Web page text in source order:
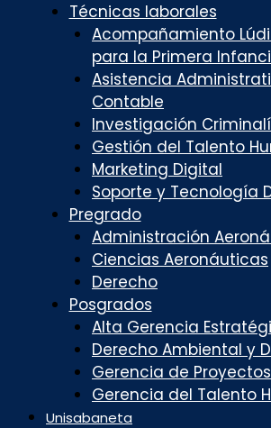
Técnicas laborales
Acompañamiento
para la Primera
Asistencia
Contable
Investigación
Gestión del Talento
Marketing Digital
Soporte y Tecnología
Pregrado
Administración
Ciencias Aeronáuticas
Derecho
Posgrados
Alta Gerencia
Derecho Ambiental y
Gerencia de Proyectos
Gerencia del Talento
Unisabaneta